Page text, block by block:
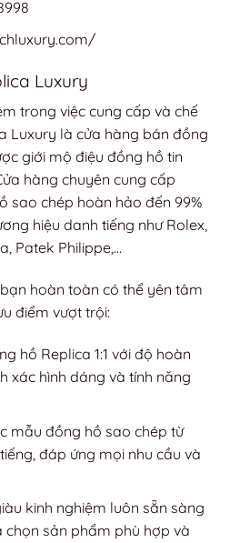
Luxury
trong việc cung cấp và chế
Luxury là cửa hàng bán đồng
giới mộ điệu đồng hồ tin
hàng chuyên cung cấp
sao chép hoàn hảo đến 99%
hiệu danh tiếng như Rolex,
Patek Philippe,…
hoàn toàn có thể yên tâm
điểm vượt trội:
hồ Replica 1:1 với độ hoàn
xác hình dáng và tính năng
mẫu đồng hồ sao chép từ
đáp ứng mọi nhu cầu và
kinh nghiệm luôn sẵn sàng
sản phẩm phù hợp và